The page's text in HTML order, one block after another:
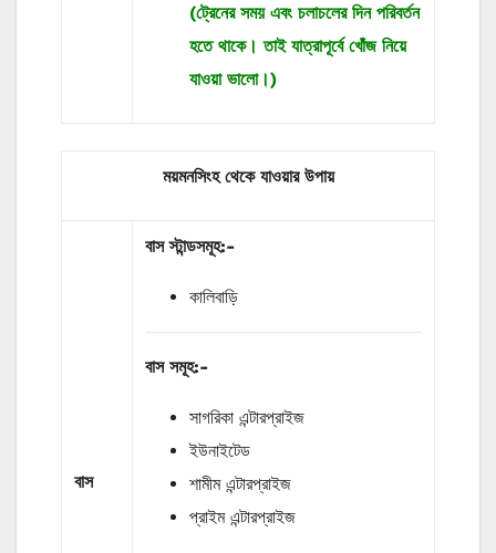
(ট্রেনের সময় এবং চলাচলের দিন পরিবর্তন
হতে থাকে। তাই যাত্রাপূর্বে খোঁজ নিয়ে
যাওয়া ভালো।)
ময়মনসিংহ থেকে যাওয়ার উপায়
বাস
বাস স্টান্ডসমূহ:-
কালিবাড়ি
বাস সমূহ:-
সাগরিকা এন্টারপ্রাইজ
ইউনাইটেড
শামীম এন্টারপ্রাইজ
প্রাইম এন্টারপ্রাইজ